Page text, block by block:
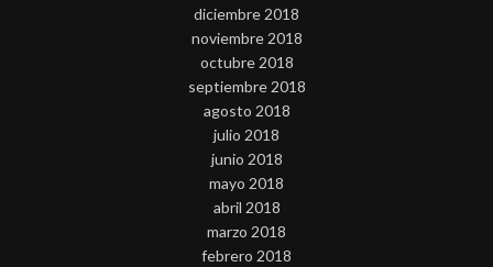
diciembre 2018
noviembre 2018
octubre 2018
septiembre 2018
agosto 2018
julio 2018
junio 2018
mayo 2018
abril 2018
marzo 2018
febrero 2018